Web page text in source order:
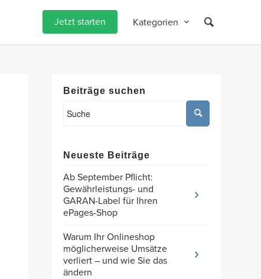
Jetzt starten Kategorien
Beiträge suchen
Neueste Beiträge
Ab September Pflicht:
Gewährleistungs- und
GARAN-Label für Ihren
ePages-Shop
Warum Ihr Onlineshop
möglicherweise Umsätze
verliert – und wie Sie das
ändern